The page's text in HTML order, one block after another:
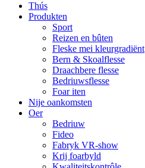
Thús
Produkten
Sport
Reizen en bûten
Fleske mei kleurgradiënt
Bern & Skoalflesse
Draachbere flesse
Bedriuwsflesse
Foar iten
Nije oankomsten
Oer
Bedriuw
Fideo
Fabryk VR-show
Krij foarbyld